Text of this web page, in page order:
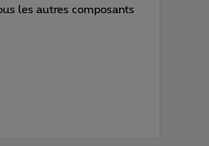
les autres composants